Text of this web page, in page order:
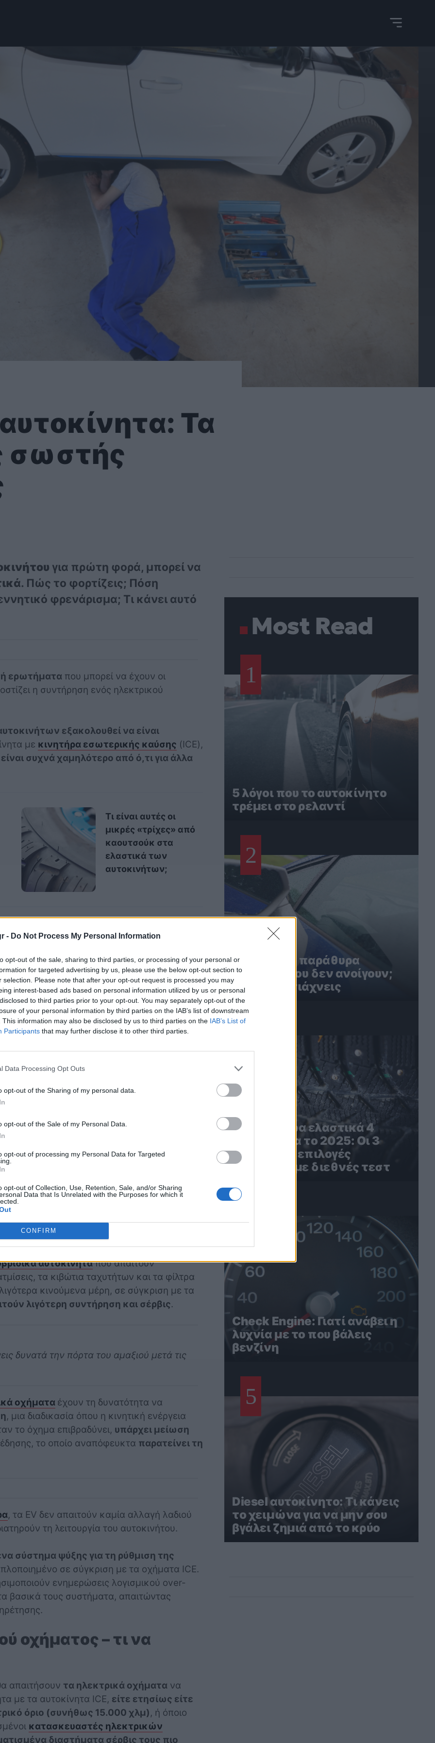
- Do Not Process My Personal Information
opt-out of the sale, sharing to third parties, or processing of your personal or
for targeted advertising by us, please use the below opt-out section to
selection. Please note that after your opt-out request is processed you may
interest-based ads based on personal information utilized by us or personal
to third parties prior to your opt-out. You may separately opt-out of the
of your personal information by third parties on the IAB’s list of downstream
This information may also be disclosed by us to third parties on the IAB’s List of
Participants that may further disclose it to other third parties.
Data Processing Opt Outs
opt-out of the Sharing of my personal data.
opt-out of the Sale of my Personal Data.
opt-out of processing my Personal Data for Targeted
opt-out of Collection, Use, Retention, Sale, and/or Sharing
Data that Is Unrelated with the Purposes for which it
CONFIRM
Τα
σωστής
για πρώτη φορά, μπορεί να
. Πώς το φορτίζεις; Πόση
φρενάρισμα; Τι κάνει αυτό
ερωτήματα που μπορεί να έχουν οι
η συντήρηση ενός ηλεκτρικού
εξακολουθεί να είναι
με κινητήρα εσωτερικής καύσης (ICE),
είναι συχνά χαμηλότερο από ό,τι για άλλα
Τι είναι αυτές οι
μικρές «τρίχες» από
καουτσούκ στα
ελαστικά των
αυτοκινήτων;
λιγότερη
οχήματα απαιτούν λιγότερη
καύσης (ICE). Αυτόβασίζεταισε πολλούς
από τους οποίους παρατίθενται παρακάτω:
αυτοκίνηταπου απαιτούν
τα κιβώτια ταχυτήτων και τα φίλτρα
κινούμενα μέρη, σε σύγκριση με τα
λιγότερη συντήρηση και σέρβις.
δυνατά την πόρτα του αμαξιού μετά τις
οχήματα έχουν τη δυνατότητα να
, μια διαδικασία όπου η κινητική ενέργεια
το όχημα επιβραδύνει, υπάρχει μείωση
το οποίο αναπόφευκτα παρατείνει τη
, τα EV δεν απαιτούν καμία αλλαγή λαδιού
τη λειτουργία του αυτοκινήτου.
σύστημα ψύξης για τη ρύθμιση της
σε σύγκριση με τα οχήματα ICE.
ενημερώσεις λογισμικού over-
βασικά τους συστήματα, απαιτώντας
οχήματος – τι να
απαιτήσουν τα ηλεκτρικά οχήματα να
με τα αυτοκίνητα ICE, είτε ετησίως είτε
όριο (συνήθως 15.000 χλμ), ή όποιο
κατασκευαστές ηλεκτρικών
διαστήματα σέρβις τους πιο
Most Read
1
5 λόγοι που το αυτοκίνητο
τρέμει στο ρελαντί
2
Ηλεκτρικά παράθυρα
αυτοκινήτου δεν ανοίγουν;
Έτσι τα φτιάχνεις
Τα καλύτερα ελαστικά 4
εποχών για το 2025: Οι 3
καλύτερες επιλογές
σύμφωνα με διεθνές τεστ
4
Check Engine: Γιατί ανάβει η
λυχνία με το που βάλεις
βενζίνη
5
Diesel αυτοκίνητο: Τι κάνεις
το χειμώνα για να μην σου
βγάλει ζημιά από το κρύο